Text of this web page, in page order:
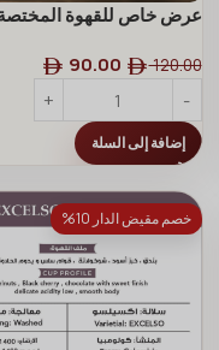
120.00
90.00
إضافة إلى السلة
خصم مقيض الدار 10%